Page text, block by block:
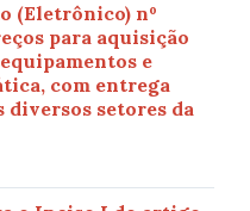
(Eletrônico) nº
para aquisição
e
com entrega
diversos setores da